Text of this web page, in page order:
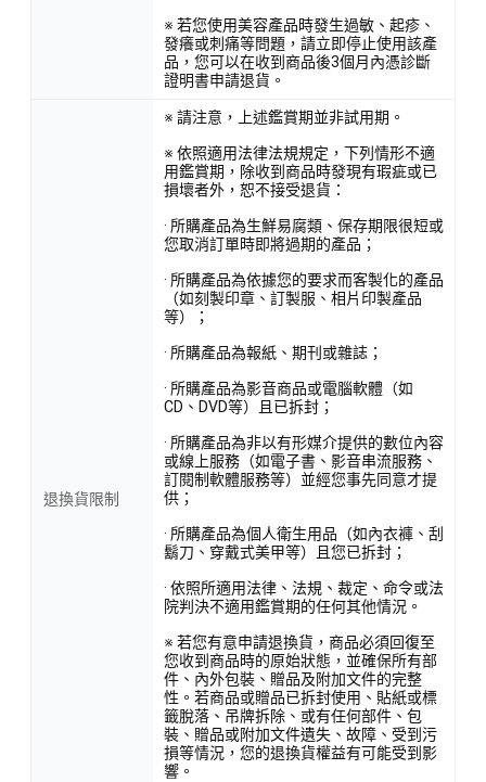
※ 若您使用美容產品時發生過敏、起疹、
發癢或刺痛等問題，請立即停止使用該產
品，您可以在收到商品後3個月內憑診斷
證明書申請退貨。
退換貨限制
※ 請注意，上述鑑賞期並非試用期。
※ 依照適用法律法規規定，下列情形不適
用鑑賞期，除收到商品時發現有瑕疵或已
損壞者外，恕不接受退貨：
· 所購產品為生鮮易腐類、保存期限很短或
您取消訂單時即將過期的產品；
· 所購產品為依據您的要求而客製化的產品
（如刻製印章、訂製服、相片印製產品
等）；
· 所購產品為報紙、期刊或雜誌；
· 所購產品為影音商品或電腦軟體（如
CD、DVD等）且已拆封；
· 所購產品為非以有形媒介提供的數位內容
或線上服務（如電子書、影音串流服務、
訂閱制軟體服務等）並經您事先同意才提
供；
· 所購產品為個人衛生用品（如內衣褲、刮
鬍刀、穿戴式美甲等）且您已拆封；
· 依照所適用法律、法規、裁定、命令或法
院判決不適用鑑賞期的任何其他情況。
※ 若您有意申請退換貨，商品必須回復至
您收到商品時的原始狀態，並確保所有部
件、內外包裝、贈品及附加文件的完整
性。若商品或贈品已拆封使用、貼紙或標
籤脫落、吊牌拆除、或有任何部件、包
裝、贈品或附加文件遺失、故障、受到污
損等情況，您的退換貨權益有可能受到影
響。